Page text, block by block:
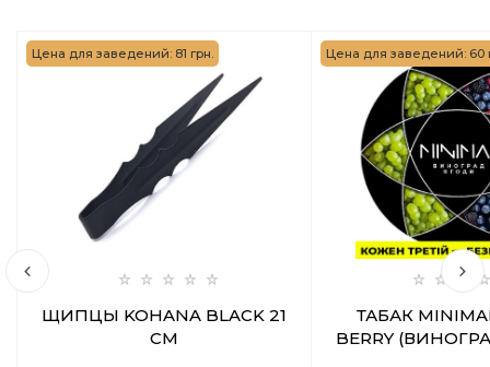
Цена для заведений: 81 грн.
ЩИПЦЫ KOHANA BLACK 21
СМ
Цена для заведений: 60
ТАБАК
BERRY